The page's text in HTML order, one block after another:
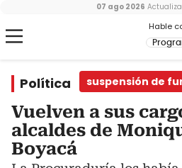
Hable
07 ago 2026
Política suspensión de
Vuelven a sus
alcaldes de
Boyacá